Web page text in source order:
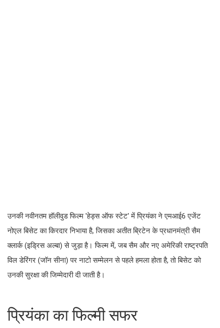
उनकी नवीनतम हॉलीवुड फिल्म 'हेड्स ऑफ स्टेट' में प्रियंका ने एमआई6 एजेंट
नोएल बिसेट का किरदार निभाया है, जिसका अतीत ब्रिटेन के प्रधानमंत्री सैम
क्लार्क (इड्रिस अल्बा) से जुड़ा है। फिल्म में, जब सैम और नए अमेरिकी राष्ट्रपति
विल डेरिंगर (जॉन सीना) पर नाटो सम्मेलन से पहले हमला होता है, तो बिसेट को
उनकी सुरक्षा की जिम्मेदारी दी जाती है।
प्रियंका का फिल्मी सफर